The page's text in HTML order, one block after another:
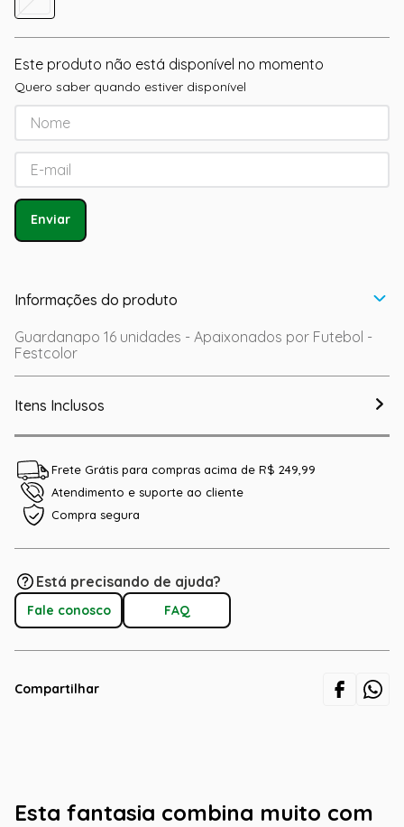
Este produto não está disponível no momento
Quero saber quando estiver disponível
Enviar
Informações do produto
Guardanapo 16 unidades - Apaixonados por Futebol -
Festcolor
Itens Inclusos
Frete Grátis para compras acima de R$ 249,99
Atendimento e suporte ao cliente
Compra segura
Está precisando de ajuda?
Fale conosco FAQ
Compartilhar
Esta fantasia combina muito com